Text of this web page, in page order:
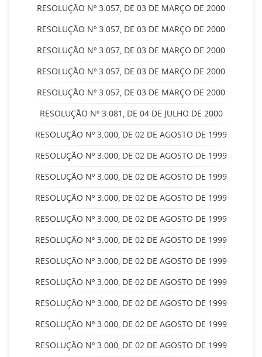
RESOLUÇÃO Nº 3.057, DE 03 DE MARÇO DE 2000
RESOLUÇÃO Nº 3.057, DE 03 DE MARÇO DE 2000
RESOLUÇÃO Nº 3.057, DE 03 DE MARÇO DE 2000
RESOLUÇÃO Nº 3.057, DE 03 DE MARÇO DE 2000
RESOLUÇÃO Nº 3.057, DE 03 DE MARÇO DE 2000
RESOLUÇÃO Nº 3.081, DE 04 DE JULHO DE 2000
RESOLUÇÃO Nº 3.000, DE 02 DE AGOSTO DE 1999
RESOLUÇÃO Nº 3.000, DE 02 DE AGOSTO DE 1999
RESOLUÇÃO Nº 3.000, DE 02 DE AGOSTO DE 1999
RESOLUÇÃO Nº 3.000, DE 02 DE AGOSTO DE 1999
RESOLUÇÃO Nº 3.000, DE 02 DE AGOSTO DE 1999
RESOLUÇÃO Nº 3.000, DE 02 DE AGOSTO DE 1999
RESOLUÇÃO Nº 3.000, DE 02 DE AGOSTO DE 1999
RESOLUÇÃO Nº 3.000, DE 02 DE AGOSTO DE 1999
RESOLUÇÃO Nº 3.000, DE 02 DE AGOSTO DE 1999
RESOLUÇÃO Nº 3.000, DE 02 DE AGOSTO DE 1999
RESOLUÇÃO Nº 3.000, DE 02 DE AGOSTO DE 1999